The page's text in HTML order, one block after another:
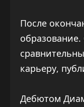
После
карьеру,
Дебютом